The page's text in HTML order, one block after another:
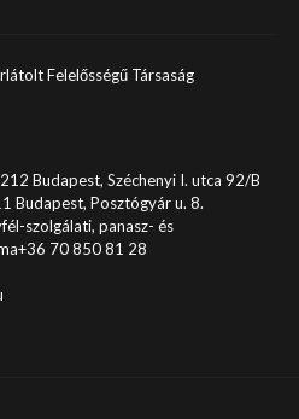
Felelősségű Társaság
Budapest, Széchenyi I. utca 92/B
Budapest, Posztógyár u. 8.
szolgálati, panasz- és
70 850 81 28